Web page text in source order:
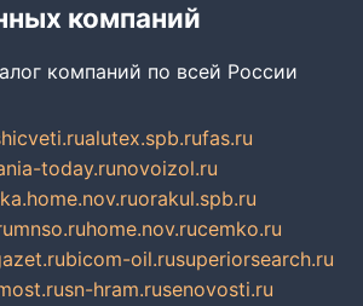
компаний
компаний по всей России
alutex.spb.rufas.ru
today.runovoizol.ru
orakul.spb.ru
mnso.ruhome.nov.rucemko.ru
bicom-oil.rusuperiorsearch.ru
sn-hram.rusenovosti.ru